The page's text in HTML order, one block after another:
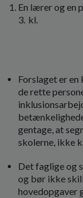
En lærer og en
3. kl.
Forslaget er
de rette
gentage, at
skolerne, ikke
Det faglige og
og bør ikke
hovedopgaver